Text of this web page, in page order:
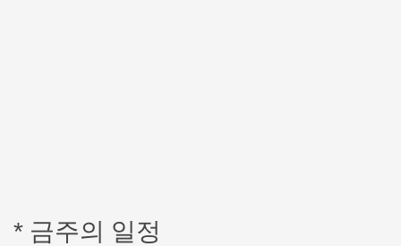
* 금주의 일정